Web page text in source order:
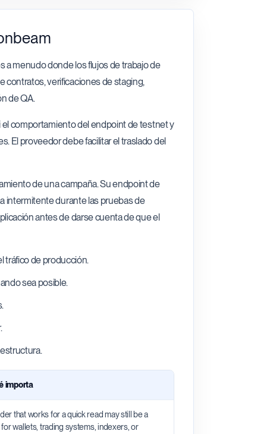
a menudo donde los flujos de trabajo de
contratos, verificaciones de staging,
de QA.
el comportamiento del endpoint de testnet y
El proveedor debe facilitar el traslado del
de una campaña. Su endpoint de
intermitente durante las pruebas de
antes de darse cuenta de que el
tráfico de producción.
sea posible.
importa
that works for a quick read may still be a
wallets, trading systems, indexers, or